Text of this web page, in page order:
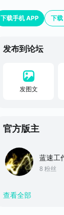
下载手机 APP 下
发布到论坛
发图文
官方版主
蓝速工
8 粉丝
查看全部